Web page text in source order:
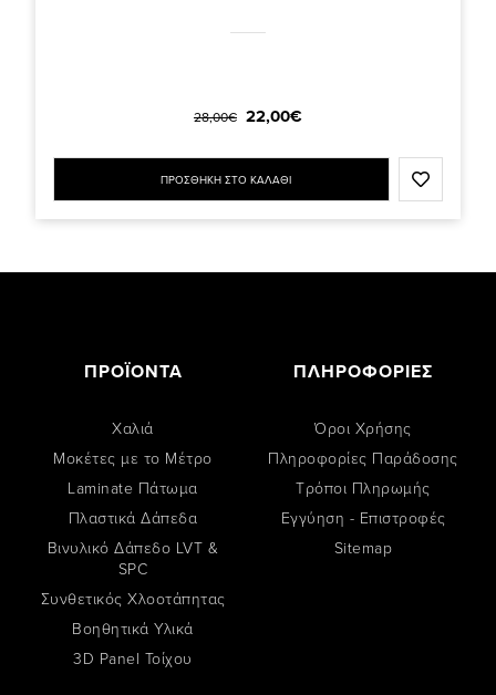
28,00€ 22,00€
ΠΡΟΣΘΗΚΗ ΣΤΟ ΚΑΛΑΘΙ
ΠΡΟΪΟΝΤΑ
Χαλιά
Μοκέτες με το Μέτρο
Laminate Πάτωμα
Πλαστικά Δάπεδα
Βινυλικό Δάπεδο LVT &
SPC
Συνθετικός Χλοοτάπητας
Βοηθητικά Υλικά
3D Panel Τοίχου
ΠΛΗΡΟΦΟΡΙΕΣ
Όροι Χρήσης
Πληροφορίες Παράδοσης
Tρόποι Πληρωμής
Εγγύηση - Επιστροφές
Sitemap